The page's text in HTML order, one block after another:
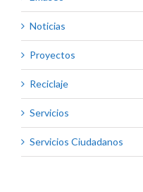
Noticias
Proyectos
Reciclaje
Servicios
Servicios Ciudadanos